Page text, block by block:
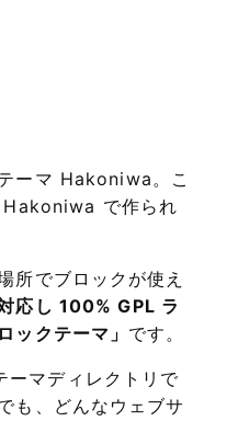
ーマ Hakoniwa。こ
Hakoniwa で作られ
所でブロックが使え
応し 100% GPL ラ
ックテーマ」 です。
マディレクトリで
も、どんなウェブサ